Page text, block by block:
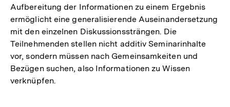
Aufbereitung der Informationen zu einem Ergebnis
ermöglicht eine generalisierende Auseinandersetzung
mit den einzelnen Diskussionssträngen. Die
Teilnehmenden stellen nicht additiv Seminarinhalte
vor, sondern müssen nach Gemeinsamkeiten und
Bezügen suchen, also Informationen zu Wissen
verknüpfen.